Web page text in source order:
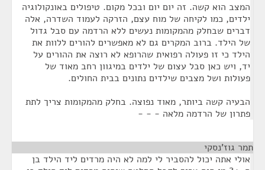
המצב הוא קשה. זה יום יום ובכל מקום. טיפולים באונקולוגיה
ילדים, כמו לקיחה של מוח עצם, הזרקה לעמוד השדרה, אלה
דברים שבחלק מהמקומות נעשים ללא הרדמה עם סבל גדול
של הילד. ברוב המקרים גם לא מאפשרים להורים ללוות את
הילד כי זו פעולה רפואית שהרופא לא רוצה את ההורים על
יד, ויש כאן סבל עצום של ילדים במיגוון רחב מאוד של
פעולות ושל מצבים שילדים נתונים בבית החולים.
הבעיה קשה ביותר, מאוד נפוצה. בחלק מהמקומות צריך לתת
פתרון של הרדמה מלאה - - -
תמר גוז'נסקי
אולי אתה יכול להסביר לי למה לא היה מרדים ליד הילד בן